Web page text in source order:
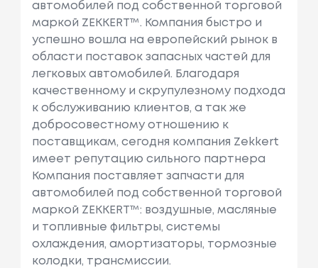
автомобилей под собственной торговой
маркой ZEKKERT™. Компания быстро и
успешно вошла на европейский рынок в
области поставок запасных частей для
легковых автомобилей. Благодаря
качественному и скрупулезному подхода
к обслуживанию клиентов, а так же
добросовестному отношению к
поставщикам, сегодня компания Zekkert
имеет репутацию сильного партнера
Компания поставляет запчасти для
автомобилей под собственной торговой
маркой ZEKKERT™: воздушные, масляные
и топливные фильтры, системы
охлаждения, амортизаторы, тормозные
колодки, трансмиссии.